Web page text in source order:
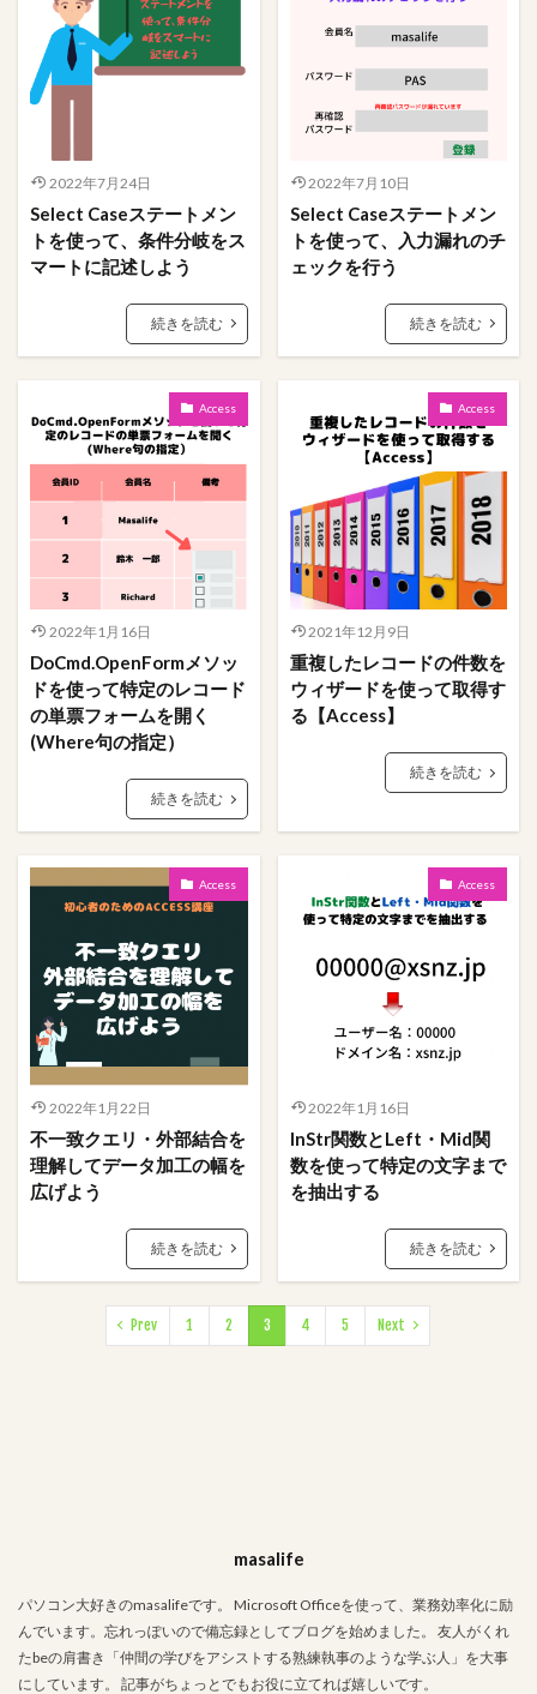
2022年7月24日
Select Caseステートメン
トを使って、条件分岐をス
マートに記述しよう
続きを読む
2022年7月10日
Select Caseステートメン
トを使って、入力漏れのチ
ェックを行う
続きを読む
Access
2022年1月16日
DoCmd.OpenFormメソッ
ドを使って特定のレコード
の単票フォームを開く
(Where句の指定）
続きを読む
Access
2021年12月9日
重複したレコードの件数を
ウィザードを使って取得す
る【Access】
続きを読む
Access
2022年1月22日
不一致クエリ・外部結合を
理解してデータ加工の幅を
広げよう
続きを読む
Access
2022年1月16日
InStr関数とLeft・Mid関
数を使って特定の文字まで
を抽出する
続きを読む
Prev 1 2 3 4 5 Next
masalife
パソコン大好きのmasalifeです。 Microsoft Officeを使って、業務効率化に励
んでいます。忘れっぽいので備忘録としてブログを始めました。 友人がくれ
たbeの肩書き「仲間の学びをアシストする熟練執事のような学ぶ人」を大事
にしています。 記事がちょっとでもお役に立てれば嬉しいです。